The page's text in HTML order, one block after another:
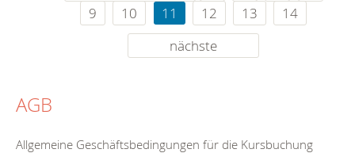
9
10 11 12 13
14
nächste
AGB
Allgemeine Geschäftsbedingungen für die Kursbuchung